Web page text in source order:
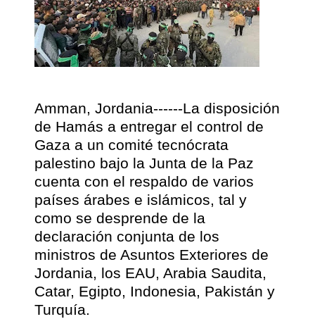
Amman, Jordania------La disposición
de Hamás a entregar el control de
Gaza a un comité tecnócrata
palestino bajo la Junta de la Paz
cuenta con el respaldo de varios
países árabes e islámicos, tal y
como se desprende de la
declaración conjunta de los
ministros de Asuntos Exteriores de
Jordania, los EAU, Arabia Saudita,
Catar, Egipto, Indonesia, Pakistán y
Turquía.